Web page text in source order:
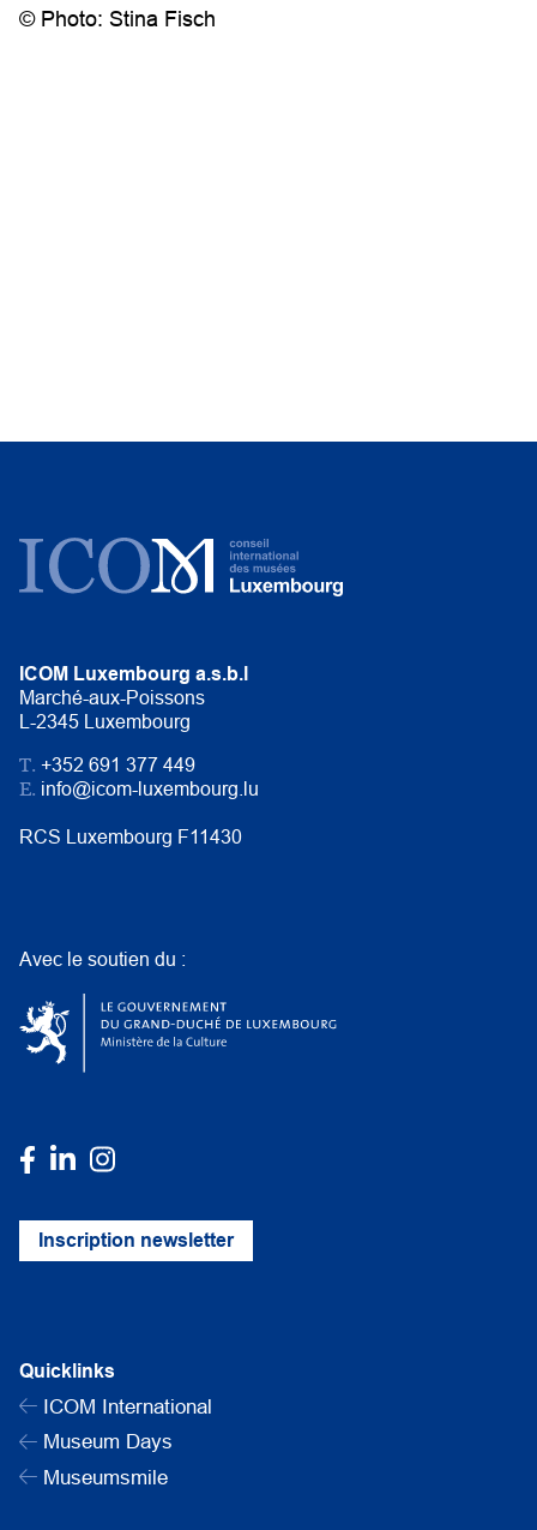
© Photo: Stina Fisch
ICOM Luxembourg a.s.b.l
Marché-aux-Poissons
L-2345 Luxembourg
T. +352 691 377 449
E. info@icom-luxembourg.lu
RCS Luxembourg F11430
Avec le soutien du :
Inscription newsletter
Quicklinks
ICOM International
Museum Days
Museumsmile